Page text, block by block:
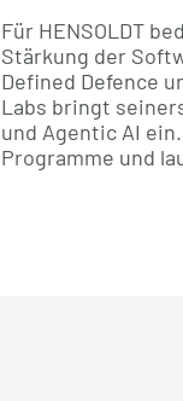
Für HENSOLDT
Stärkung der
Defined Defence
Labs bringt
und Agentic AI
Programme und